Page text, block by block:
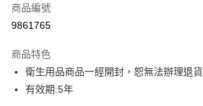
相關說明
【關於「AFTEE先享後付」】
便利好安心！
１．簡單：不需註冊會員、不需綁卡、不需儲值。
２．便利：只要手機號碼，簡訊認證，即可結帳。
３．安心：先確認商品／服務後，再付款。
ATM付款
運送方式
全家付款取貨
商品編號
9861765
商品特色
衛生用品商品一經開封，恕無法辦理退
有效期:5年